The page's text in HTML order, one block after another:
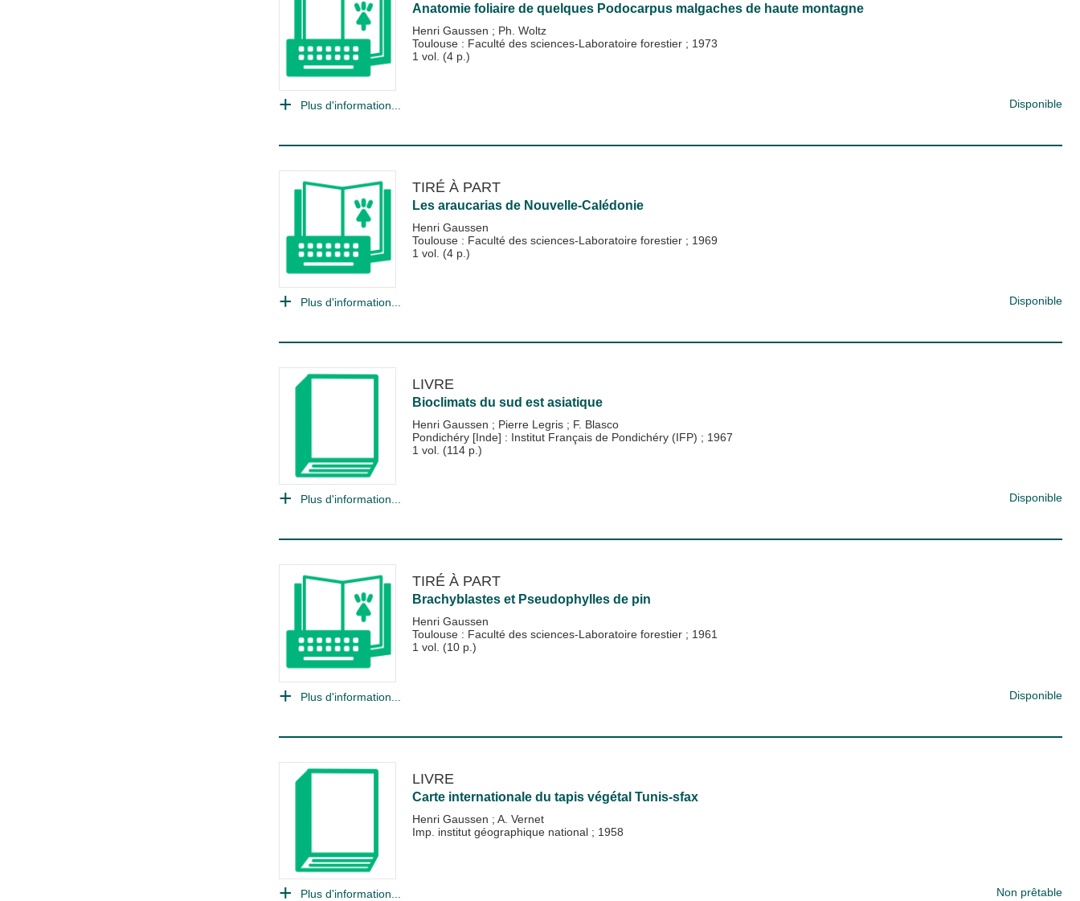
Anatomie foliaire de quelques Podocarpus malgaches de haute montagne
Henri Gaussen ; Ph. Woltz
Toulouse : Faculté des sciences-Laboratoire forestier ; 1973
1 vol. (4 p.)
Plus d'information... Disponible
TIRÉ À PART
Les araucarias de Nouvelle-Calédonie
Henri Gaussen
Toulouse : Faculté des sciences-Laboratoire forestier ; 1969
1 vol. (4 p.)
Plus d'information... Disponible
LIVRE
Bioclimats du sud est asiatique
Henri Gaussen ; Pierre Legris ; F. Blasco
Pondichéry [Inde] : Institut Français de Pondichéry (IFP) ; 1967
1 vol. (114 p.)
Plus d'information... Disponible
TIRÉ À PART
Brachyblastes et Pseudophylles de pin
Henri Gaussen
Toulouse : Faculté des sciences-Laboratoire forestier ; 1961
1 vol. (10 p.)
Plus d'information... Disponible
LIVRE
Carte internationale du tapis végétal Tunis-sfax
Henri Gaussen ; A. Vernet
Imp. institut géographique national ; 1958
Plus d'information... Non prêtable